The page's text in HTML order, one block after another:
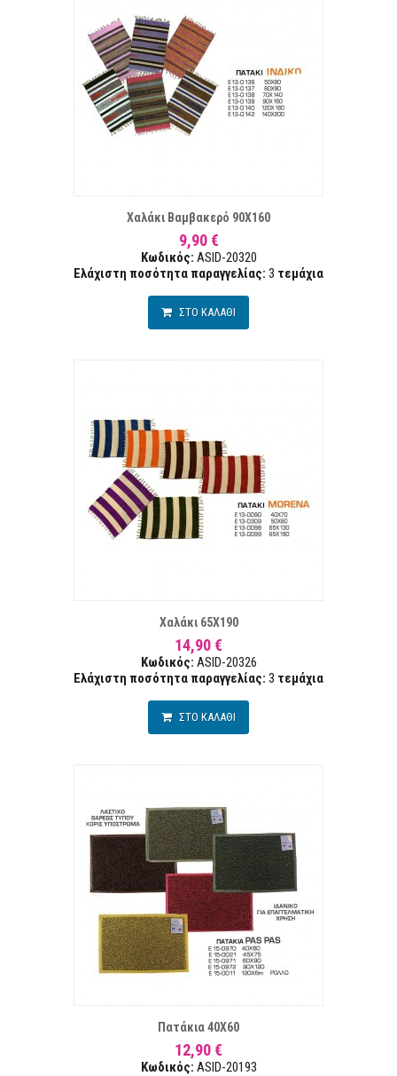
Χαλάκι Βαμβακερό 90Χ160
9,90 €
Κωδικός: ASID-20320
Ελάχιστη ποσότητα παραγγελίας: 3 τεμάχια
ΣΤΟ ΚΑΛΑΘΙ
Χαλάκι 65Χ190
14,90 €
Κωδικός: ASID-20326
Ελάχιστη ποσότητα παραγγελίας: 3 τεμάχια
ΣΤΟ ΚΑΛΑΘΙ
Πατάκια 40Χ60
12,90 €
Κωδικός: ASID-20193